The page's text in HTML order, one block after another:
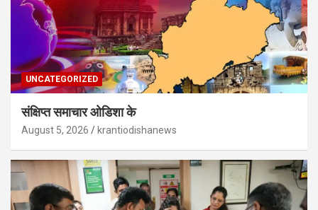
UNCATEGORIZED
संक्षिप्त समाचार ओडिशा के
August 5, 2026 krantiodishanews